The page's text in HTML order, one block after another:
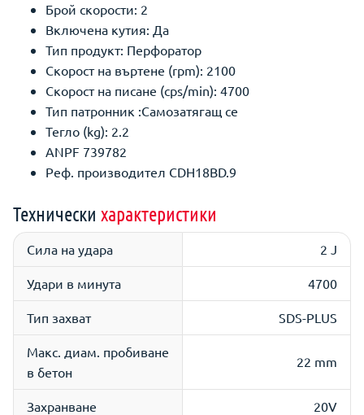
Брой скорости: 2
Включена кутия: Да
Тип продукт: Перфоратор
Скорост на въртене (rpm): 2100
Скорост на писане (cps/min): 4700
Тип патронник :Самозатягащ се
Тегло (kg): 2.2
ANPF 739782
Реф. производител CDH18BD.9
Технически характеристики
Сила на удара 2 J
Удари в минута 4700
Тип захват SDS-PLUS
Макс. диам. пробиване
в бетон
22 mm
Захранване 20V